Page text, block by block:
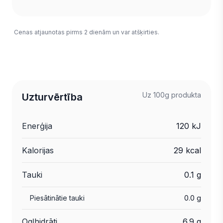
Cenas atjaunotas pirms 2 dienām un var atšķirties.
Uzturvērtība Uz 100g produkta
Enerģija 120 kJ
Kalorijas 29 kcal
Tauki 0.1 g
Piesātinātie tauki 0.0 g